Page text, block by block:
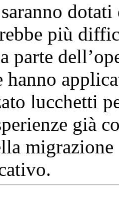
più
parte
hanno
lucchetti
già